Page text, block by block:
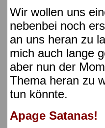
Wir wollen uns
nebenbei noch
an uns heran zu
mich auch lange
aber nun der
Thema heran zu
tun könnte.
Apage Satanas!